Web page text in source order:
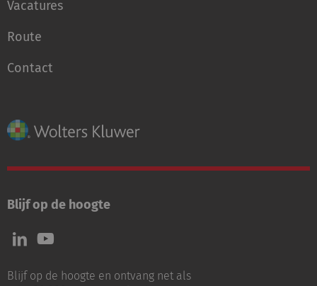
Vacatures
Route
Contact
Blijf op de hoogte
Volg
ons
LinkedIn
Volg
ons
Youtube
Blijf op de hoogte en ontvang net als